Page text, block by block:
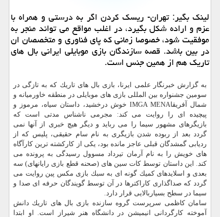
لینك بگیر: تهران- ریسك كردن اگر به درستی و همراه با
عزم و اراده شكل بگیرد، در اغلب مواقع می تواند منجر به
موفقیت شود، خصوصا زمانی كه پای فناوری و متخصصان ان
در بین باشد. قصه سازندگان بازی موبایلی ایرانی بال های
تاریك هم از همین جنس است.
به گزارش خبرنگار علمی ایرنا، بازی بال های تاریك كه به تازگی در
سومین جشنواره بین المللی بازی های موبایلی در منطقه خاورمیانه و
شمال آفریقاIMGA MENA خوش درخشید، داستان سیاه، مرموز و
پیچیده ای را روایت می كند: مجرمی ناشناس مدتی است كه
بازیگرهای مشهور سیما را می رباید و دیگر هیچ خبری از آنها نمی
گردد بعد از ربوده شدن بازیگری به نام سام حقیقی، پلیس كه از
ردیابی گمشدگان قبلی عاجز مانده بود، یكی از كاركشته ترین كارآگاه
های خویش را به نام آرمان تیرداد مسوول رسیدگی به پرونده می
كند. این داستان توسط كات سین های (صحنه قطع بازی رایانهای) سه
بعدی و اسلایدهای كمیك گونه ای به سبك بازی مكس پین روایت می
گردد كه صداگذاری كاراكترها در آن توسط گویندگان حرفه ای صدا و
سیما در سطح بسیاربالایی قرار دارد.
سامان كاظمی سرپرست گروه سازنده بازی بال های تاریك دانش
آموخته كارگردانی انیمیشن در دانشگاه هنر شیراز است. او ابتدا